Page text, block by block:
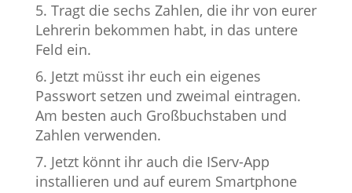
Tragt die sechs Zahlen, die ihr von eurer
Lehrerin bekommen habt, in das untere
Feld ein.
Jetzt müsst ihr euch ein eigenes
Passwort setzen und zweimal eintragen.
Am besten auch Großbuchstaben und
Zahlen verwenden.
Jetzt könnt ihr auch die IServ-App
installieren und auf eurem Smartphone